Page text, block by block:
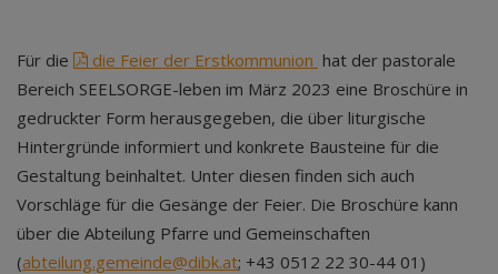
Für die die Feier der Erstkommunion hat der pastorale
Bereich SEELSORGE-leben im März 2023 eine Broschüre in
gedruckter Form herausgegeben, die über liturgische
Hintergründe informiert und konkrete Bausteine für die
Gestaltung beinhaltet. Unter diesen finden sich auch
Vorschläge für die Gesänge der Feier. Die Broschüre kann
über die Abteilung Pfarre und Gemeinschaften
(abteilung.gemeinde@dibk.at; +43 0512 22 30-44 01)